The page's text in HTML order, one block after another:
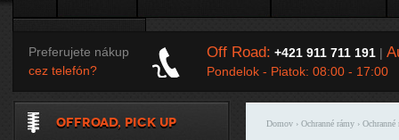
Tuning
Preferujete nákup
cez telefón?
Off Road: +421 911 711 191|
Pondelok - Piatok: 08:00 - 17:00
Domov› Ochranné rámy› Ochranné
OFFROAD, PICK UP